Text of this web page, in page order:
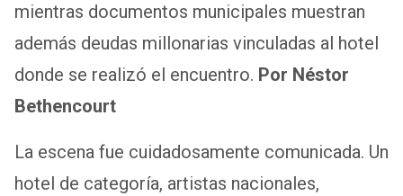
mientras documentos municipales muestran
además deudas millonarias vinculadas al hotel
donde se realizó el encuentro. Por Néstor
Bethencourt
La escena fue cuidadosamente comunicada. Un
hotel de categoría, artistas nacionales,